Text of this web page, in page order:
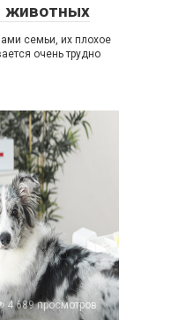
животных
семьи, их плохое
очень трудно
4 689 просмотров